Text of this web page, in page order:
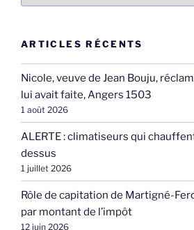
ARTICLES RÉCENTS
Nicole, veuve de Jean Bouju,
lui avait faite, Angers 1503
1 août 2026
ALERTE : climatiseurs qui
dessus
1 juillet 2026
Rôle de capitation de Martigné-
par montant de l’impôt
12 juin 2026